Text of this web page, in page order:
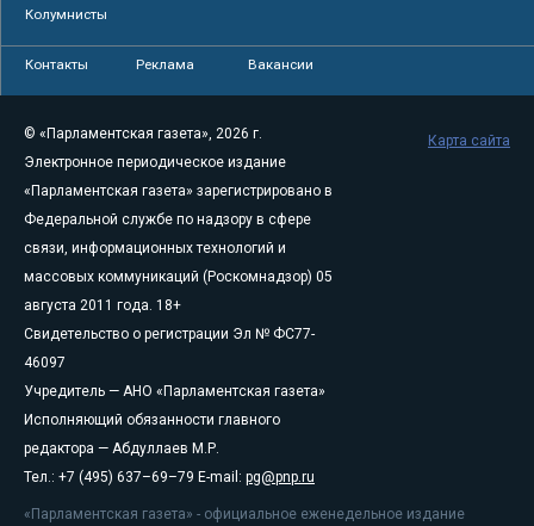
Колумнисты
Контакты Реклама Вакансии
© «Парламентская газета», 2026 г.
Электронное периодическое издание
«Парламентская газета» зарегистрировано в
Федеральной службе по надзору в сфере
связи, информационных технологий и
массовых коммуникаций (Роскомнадзор) 05
августа 2011 года. 18+
Свидетельство о регистрации Эл № ФС77-
46097
Учредитель — АНО «Парламентская газета»
Исполняющий обязанности главного
редактора — Абдуллаев М.Р.
Тел.: +7 (495) 637–69–79 E-mail: pg@pnp.ru
«Парламентская газета» - официальное еженедельное издание
Карта сайта